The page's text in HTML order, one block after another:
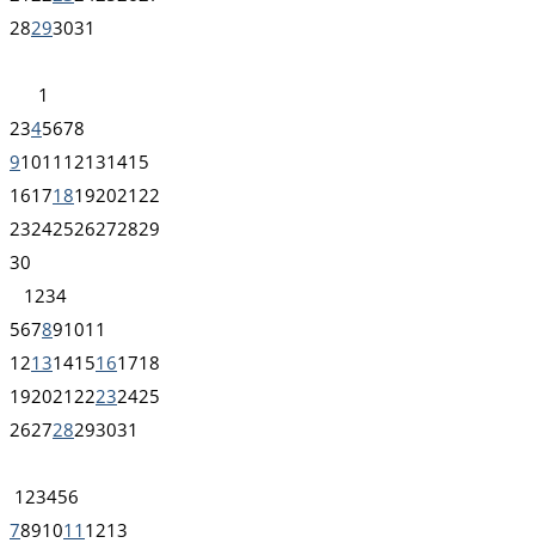
28293031
1
2345678
91011 12131415
161718192021 22
23242526272829
30
1 234
567891011
12131415161718
192021 22232425
262728293031
1 23456
7891011 1213